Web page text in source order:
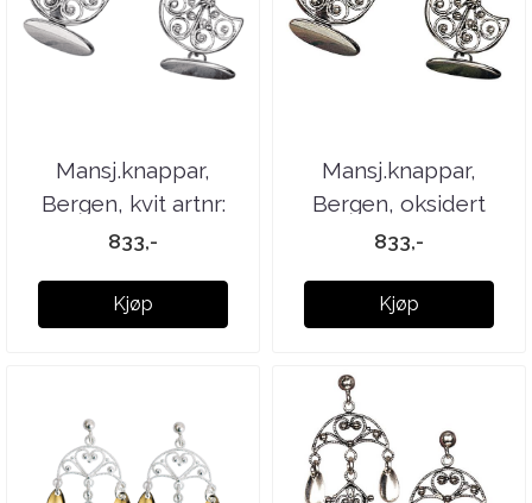
Mansj.knappar,
Bergen, kvit artnr:
615400
833,-
Kjøp
Mansj.knappar,
Bergen, oksidert
artnr: 615100
833,-
Kjøp